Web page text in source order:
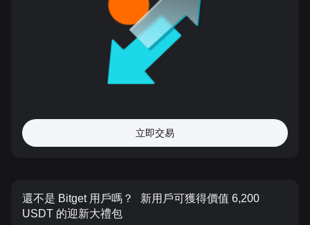
立即交易
還不是 Bitget 用戶嗎？
新用戶可獲得價值 6,200
USDT 的迎新大禮包